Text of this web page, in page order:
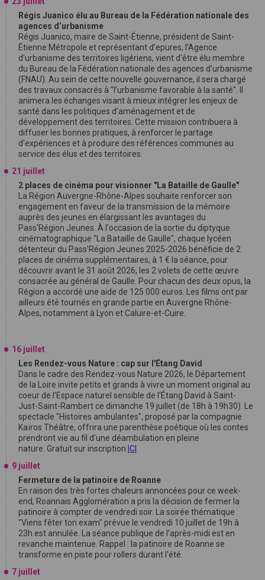
Régis Juanico élu au Bureau de la Fédération nationale des
agences d’urbanisme
Régis Juanico, maire de Saint-Étienne, président de Saint-
Étienne Métropole et représentant d’epures, l’Agence
d’urbanisme des territoires ligériens, vient d'être élu membre
du Bureau de la Fédération nationale des agences d’urbanisme
(FNAU). Au sein de cette nouvelle gouvernance, il sera chargé
des travaux consacrés à "l’urbanisme favorable à la santé". Il
animera les échanges visant à mieux intégrer les enjeux de
santé dans les politiques d’aménagement et de
développement des territoires. Cette mission contribuera à
diffuser les bonnes pratiques, à renforcer le partage
d’expériences et à produire des références communes au
service des élus et des territoires.
21 juillet
2 places de cinéma pour visionner "La Bataille de Gaulle"
La Région Auvergne-Rhône-Alpes souhaite renforcer son
engagement en faveur de la transmission de la mémoire
auprès des jeunes en élargissant les avantages du
Pass'Région Jeunes. À l'occasion de la sortie du diptyque
cinématographique "La Bataille de Gaulle", chaque lycéen
détenteur du Pass'Région Jeunes 2025-2026 bénéficie de 2
places de cinéma supplémentaires, à 1 € la séance, pour
découvrir avant le 31 août 2026, les 2 volets de cette œuvre
consacrée au général de Gaulle. Pour chacun des deux opus, la
Région a accordé une aide de 125 000 euros. Les films ont par
ailleurs été tournés en grande partie en Auvergne Rhône-
Alpes, notamment à Lyon et Caluire-et-Cuire.
16 juillet
Les Rendez-vous Nature : cap sur l'Étang David
Dans le cadre des Rendez-vous Nature 2026, le Département
de la Loire invite petits et grands à vivre un moment original au
coeur de l'Espace naturel sensible de l'Étang David à Saint-
Just-Saint-Rambert ce dimanche 19 juillet (de 18h à 19h30). Le
spectacle "Histoires ambulantes", proposé par la compagnie
Kaïros Théâtre, offrira une parenthèse poétique où les contes
prendront vie au fil d'une déambulation en pleine
nature. Gratuit sur inscription ICI
9 juillet
Fermeture de la patinoire de Roanne
En raison des très fortes chaleurs annoncées pour ce week-
end, Roannais Agglomération a pris la décision de fermer la
patinoire à compter de vendredi soir. La soirée thématique
"Viens fêter ton exam" prévue le vendredi 10 juillet de 19h à
23h est annulée. La séance publique de l’après-midi est en
revanche maintenue. Rappel : la patinoire de Roanne se
transforme en piste pour rollers durant l'été.
7 juillet